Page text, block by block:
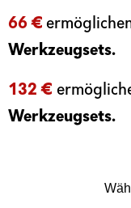
66 €
Werkzeugsets.
132 €
Werkzeugsets.